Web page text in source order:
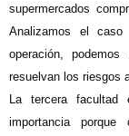
supermercados
Analizamos el
operación,
resuelvan los riesgos
La tercera
importancia